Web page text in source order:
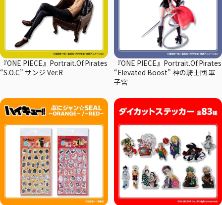
『ONE PIECE』Portrait.Of.Pirates
“S.O.C” サンジ Ver.R
『ONE PIECE』Portrait.Of.Pirates
“Elevated Boost” 神の騎士団 軍
子宮